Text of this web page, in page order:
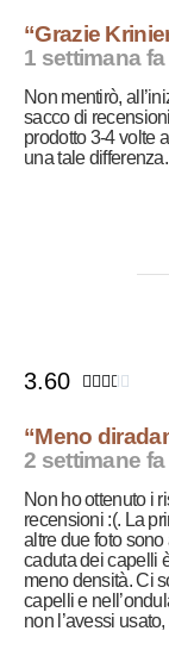
“Grazie
1 settimana fa
Non mentirò,
sacco di
prodotto 3-4 volte
una tale
3.60  
“Meno
2 settimane fa
Non ho ottenuto i
recensioni :(. La
altre due foto
caduta dei capelli
meno densità. Ci
capelli e
non l’avessi